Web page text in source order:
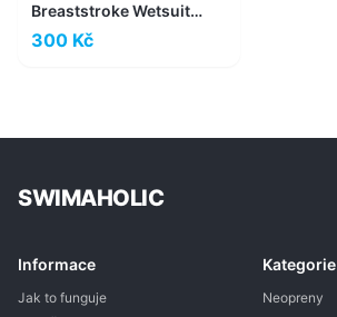
Breaststroke Wetsuit
Women
300 Kč
SWIMAHOLIC
Informace
Jak to funguje
Kategorie
Neopreny